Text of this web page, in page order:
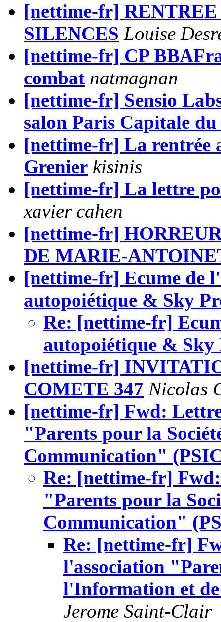
[nettime-fr]
SILENCES Louise
[nettime-fr] CP
combat natmagnan
[nettime-fr] Sensio
salon Paris Capitale
[nettime-fr] La rentrée
Grenier kisinis
[nettime-fr] La lettre
xavier cahen
[nettime-fr]
DE MARIE-
[nettime-fr] Ecume de
autopoiétique & Sky
Re: [nettime-fr]
autopoiétique & Sky
[nettime-fr]
COMETE 347 Nicolas
[nettime-fr] Fwd:
"Parents pour la
Communication"
Re: [nettime-fr]
"Parents pour la
Communication"
Re: [nettime-fr]
l'association
l'Information et
Jerome Saint-Clair